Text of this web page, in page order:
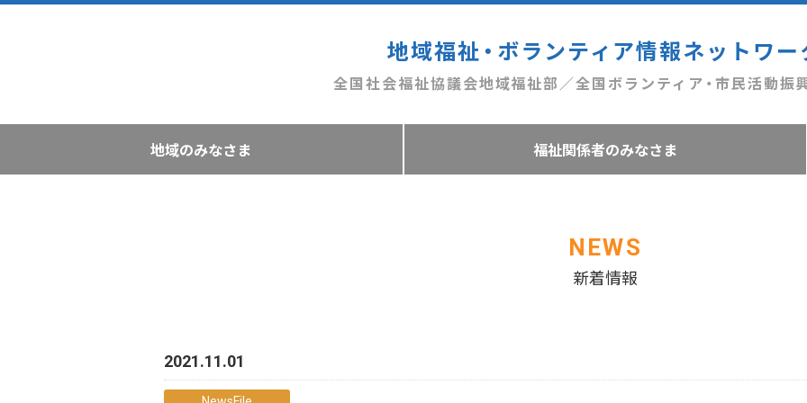
地域福祉・ボランティア情報ネットワー
全国社会福祉協議会地域福祉部／全国ボランティア・市民活動振
地域のみなさま 福祉関係者のみなさま
NEWS
新着情報
2021.11.01